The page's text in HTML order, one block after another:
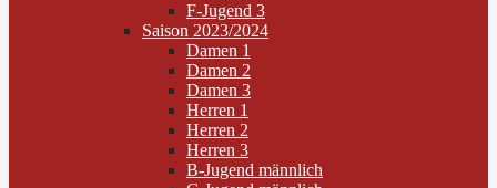
F-Jugend 3
Saison 2023/2024
Damen 1
Damen 2
Damen 3
Herren 1
Herren 2
Herren 3
B-Jugend männlich